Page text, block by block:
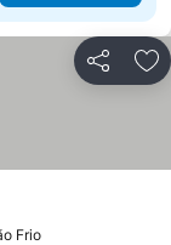
Partilhar
Frio